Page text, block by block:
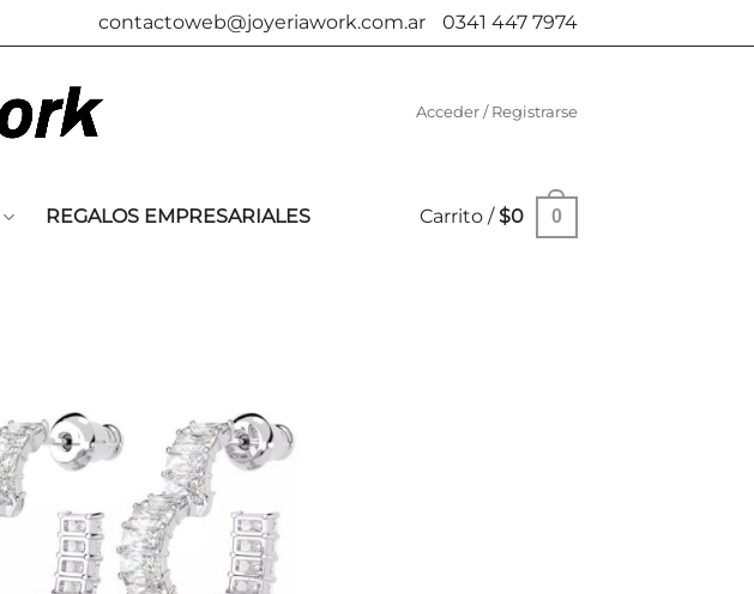
contactoweb@joyeriawork.com.ar 0341 447 7974
Acceder / Registrarse
REGALOS EMPRESARIALES Carrito /$0 0